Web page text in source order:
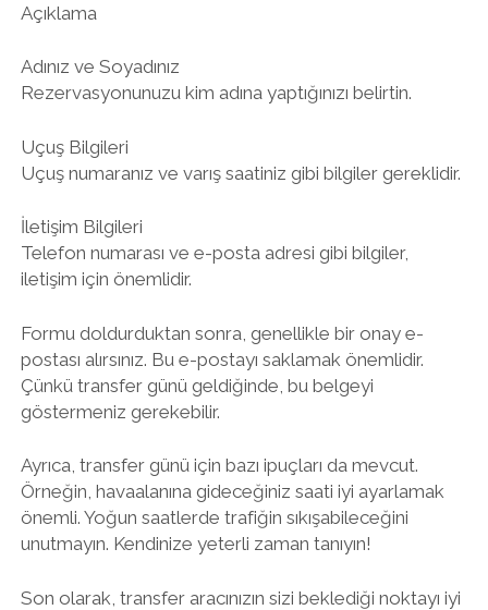
Açıklama
Adınız ve Soyadınız
Rezervasyonunuzu kim adına yaptığınızı belirtin.
Uçuş Bilgileri
Uçuş numaranız ve varış saatiniz gibi bilgiler gereklidir.
İletişim Bilgileri
Telefon numarası ve e-posta adresi gibi bilgiler,
iletişim için önemlidir.
Formu doldurduktan sonra, genellikle bir onay e-
postası alırsınız. Bu e-postayı saklamak önemlidir.
Çünkü transfer günü geldiğinde, bu belgeyi
göstermeniz gerekebilir.
Ayrıca, transfer günü için bazı ipuçları da mevcut.
Örneğin, havaalanına gideceğiniz saati iyi ayarlamak
önemli. Yoğun saatlerde trafiğin sıkışabileceğini
unutmayın. Kendinize yeterli zaman tanıyın!
Son olarak, transfer aracınızın sizi beklediği noktayı iyi